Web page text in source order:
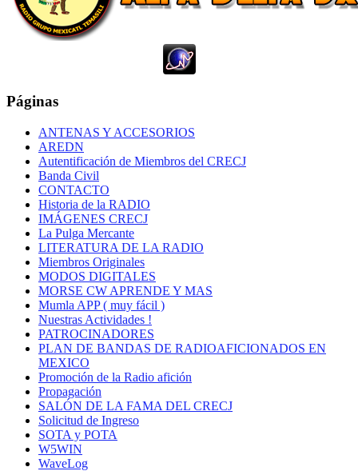
Páginas
ANTENAS Y ACCESORIOS
AREDN
Autentificación de Miembros del CRECJ
Banda Civil
CONTACTO
Historia de la RADIO
IMÁGENES CRECJ
La Pulga Mercante
LITERATURA DE LA RADIO
Miembros Originales
MODOS DIGITALES
MORSE CW APRENDE Y MAS
Mumla APP ( muy fácil )
Nuestras Actividades !
PATROCINADORES
PLAN DE BANDAS DE RADIOAFICIONADOS EN
MEXICO
Promoción de la Radio afición
Propagación
SALÓN DE LA FAMA DEL CRECJ
Solicitud de Ingreso
SOTA y POTA
W5WIN
WaveLog